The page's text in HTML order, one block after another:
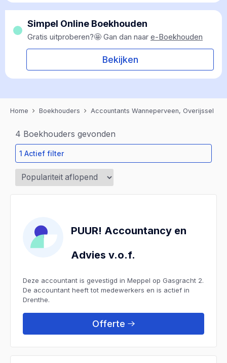
Simpel Online Boekhouden
Gratis uitproberen?🤩 Gan dan naar e-Boekhouden
Bekijken
Home Boekhouders Accountants Wanneperveen, Overijssel
4 Boekhouders gevonden
1 Actief filter
PUUR! Accountancy en
Advies v.o.f.
Deze accountant is gevestigd in Meppel op Gasgracht 2.
De accountant heeft tot medewerkers en is actief in
Drenthe.
Offerte